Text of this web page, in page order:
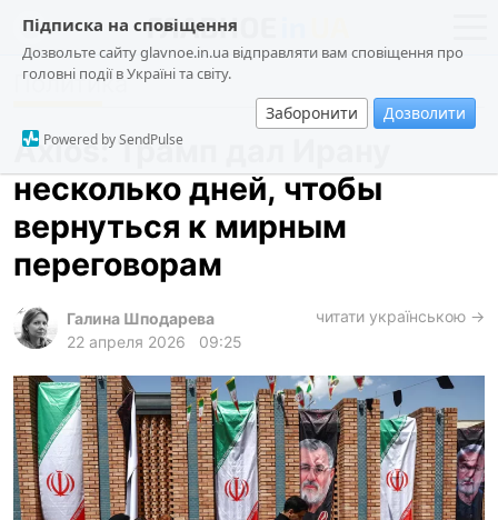
Підписка на сповіщення
Дозвольте сайту glavnoe.in.ua відправляти вам сповіщення про
головні події в Україні та світу.
Заборонити Дозволити
Powered by SendPulse
новости
о проекте
общество
происшествия
криминал
харьков
архив
gambling
Политика
Axios: Трамп дал Ирану
несколько дней, чтобы
вернуться к мирным
переговорам
Галина Шподарева
22 апреля 2026
09:25
читати українською →